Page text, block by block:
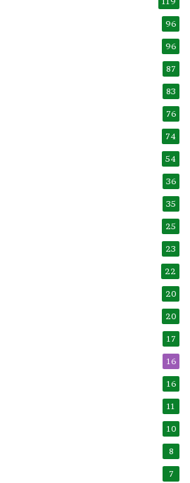
96
96
87
83
76
74
54
36
35
25
23
22
20
20
17
16
16
11
10
8
7